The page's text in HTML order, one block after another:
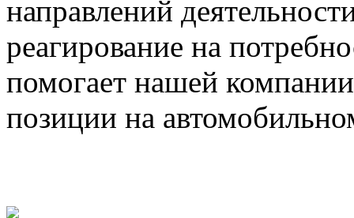
направлений
реагирование на
помогает нашей
позиции на